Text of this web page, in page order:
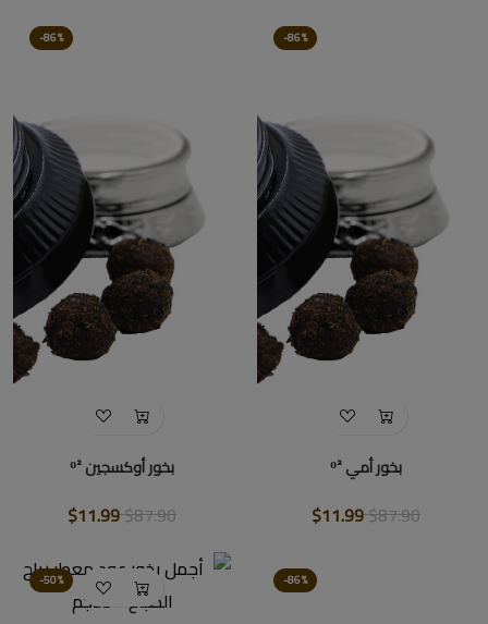
-86%
بخور أمي ᴼ²
$87.90
$11.99
-86%
بخور أوكسجين ᴼ²
$87.90
$11.99
-86%
-50%